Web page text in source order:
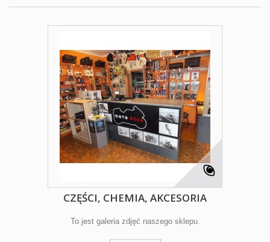
CZĘŚCI, CHEMIA, AKCESORIA
To jest galeria zdjęć naszego sklepu.